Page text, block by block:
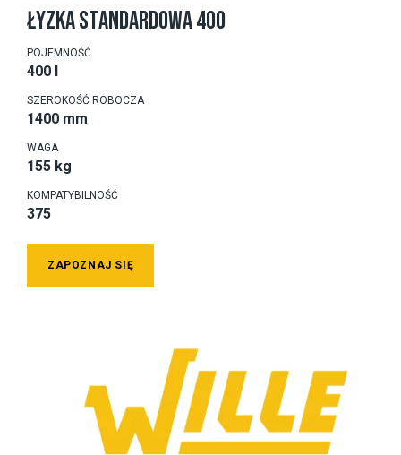
ŁYZKA STANDARDOWA 400
POJEMNOŚĆ
400 l
SZEROKOŚĆ ROBOCZA
1400 mm
WAGA
155 kg
KOMPATYBILNOŚĆ
375
ZAPOZNAJ SIĘ